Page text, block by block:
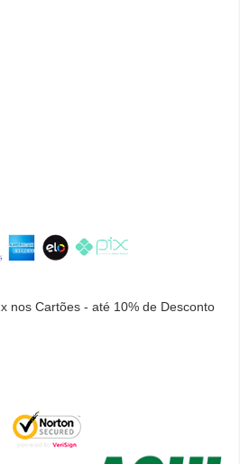
nos Cartões - até 10% de Desconto